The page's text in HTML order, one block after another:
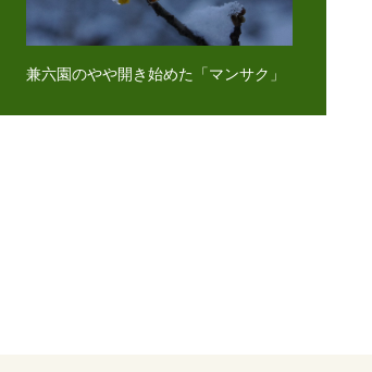
兼六園のやや開き始めた「マンサク」